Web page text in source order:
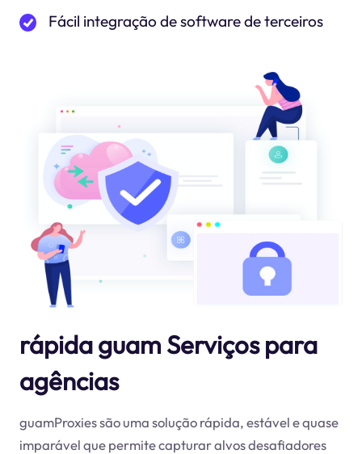
Fácil integração de software de terceiros
rápida guam Serviços para
agências
guamProxies são uma solução rápida, estável e quase
imparável que permite capturar alvos desafiadores